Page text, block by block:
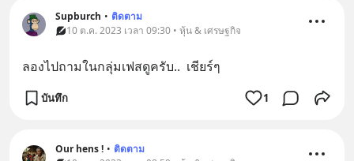
Supburch • ติดตาม
10 ต.ค. 2023 เวลา 09:30 • หุ้น & เศรษฐกิจ
ลองไปถามในกลุ่มเฟสดูครับ..  เชียร์ๆ
บันทึก 1
Our hens ! • ติดตาม